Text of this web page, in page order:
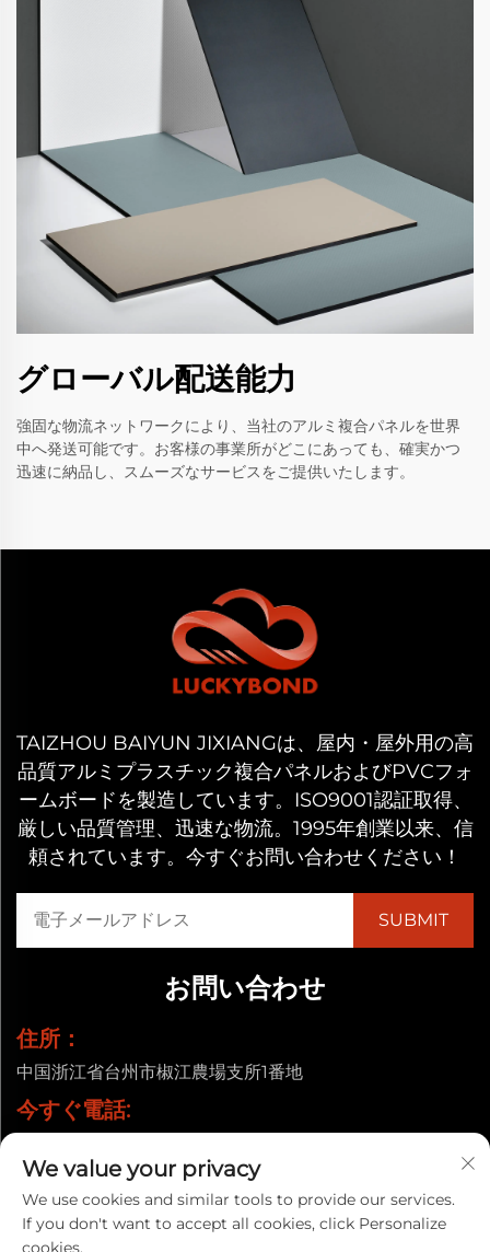
グローバル配送能力
強固な物流ネットワークにより、当社のアルミ複合パネルを世界
中へ発送可能です。お客様の事業所がどこにあっても、確実かつ
迅速に納品し、スムーズなサービスをご提供いたします。
TAIZHOU BAIYUN JIXIANGは、屋内・屋外用の高
品質アルミプラスチック複合パネルおよびPVCフォ
ームボードを製造しています。ISO9001認証取得、
厳しい品質管理、迅速な物流。1995年創業以来、信
頼されています。今すぐお問い合わせください！
お問い合わせ
住所：
中国浙江省台州市椒江農場支所1番地
今すぐ電話:
メールアドレス:
[email protected]
We value your privacy
We use cookies and similar tools to provide our services.
If you don't want to accept all cookies, click Personalize
cookies.